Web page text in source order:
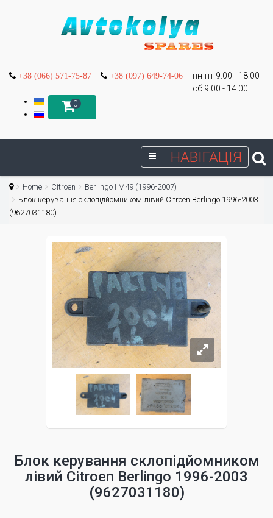
+38 (066) 571-75-87 +38 (097) 649-74-06
пн-пт 9:00 - 18:00
сб 9:00 - 14:00
0
НАВІГАЦІЯ
Home Citroen
Berlingo I М49 (1996-2007)
Блок керування склопідйомником лівий Citroen Berlingo 1996-2003
(9627031180)
Блок керування склопідйомником
лівий Citroen Berlingo 1996-2003
(9627031180)